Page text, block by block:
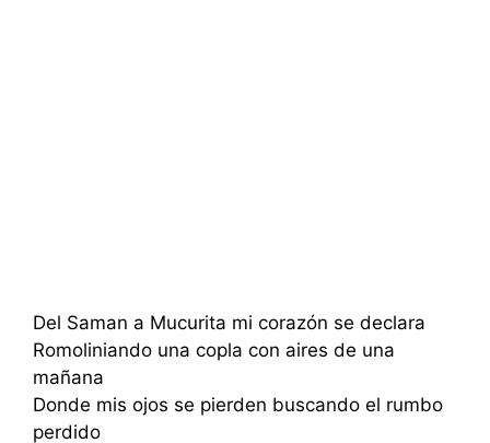
Del Saman a Mucurita mi corazón se declara
Romoliniando una copla con aires de una
mañana
Donde mis ojos se pierden buscando el rumbo
perdido